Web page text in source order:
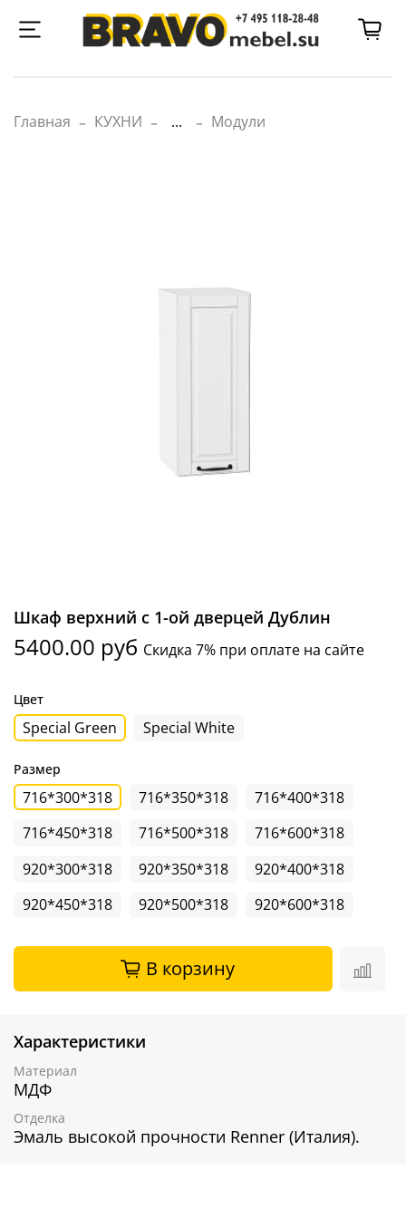
Главная КУХНИ ... Модули
Шкаф верхний с 1-ой дверцей Дублин
5400.00 руб Скидка 7% при оплате на сайте
Цвет
Special Green Special White
Размер
716*300*318 716*350*318
716*400*318
716*450*318
716*500*318
716*600*318
920*300*318
920*350*318
920*400*318
920*450*318
920*500*318 920*600*318
В корзину
Характеристики
Материал
МДФ
Отделка
Эмаль высокой прочности Renner (Италия).